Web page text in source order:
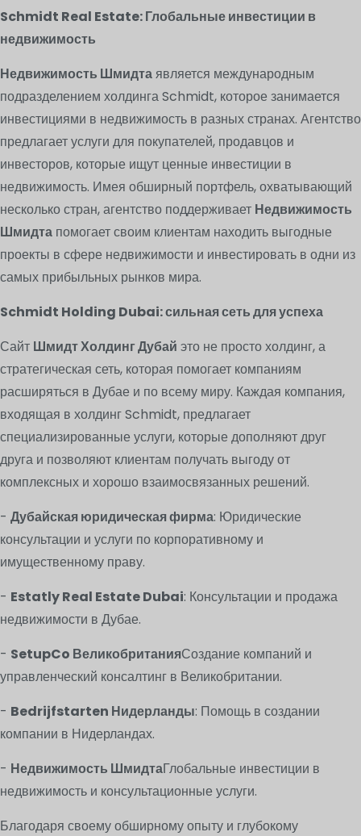
Schmidt Real Estate: Глобальные инвестиции в
недвижимость
Недвижимость Шмидтаявляется международным
подразделением холдинга Schmidt, которое занимается
инвестициями в недвижимость в разных странах. Агентство
предлагает услуги для покупателей, продавцов и
инвесторов, которые ищут ценные инвестиции в
недвижимость. Имея обширный портфель, охватывающий
несколько стран, агентство поддерживает Недвижимость
Шмидта помогает своим клиентам находить выгодные
проекты в сфере недвижимости и инвестировать в одни из
самых прибыльных рынков мира.
Schmidt Holding Dubai: сильная сеть для успеха
Сайт Шмидт Холдинг Дубай это не просто холдинг, а
стратегическая сеть, которая помогает компаниям
расширяться в Дубае и по всему миру. Каждая компания,
входящая в холдинг Schmidt, предлагает
специализированные услуги, которые дополняют друг
друга и позволяют клиентам получать выгоду от
комплексных и хорошо взаимосвязанных решений.
- Дубайская юридическая фирма: Юридические
консультации и услуги по корпоративному и
имущественному праву.
- Estatly Real Estate Dubai: Консультации и продажа
недвижимости в Дубае.
- SetupCo ВеликобританияСоздание компаний и
управленческий консалтинг в Великобритании.
- Bedrijfstarten Нидерланды: Помощь в создании
компании в Нидерландах.
- Недвижимость ШмидтаГлобальные инвестиции в
недвижимость и консультационные услуги.
Благодаря своему обширному опыту и глубокому